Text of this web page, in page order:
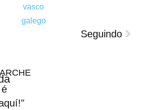
vasco
galego
Seguindo